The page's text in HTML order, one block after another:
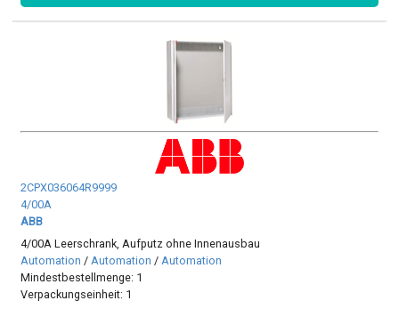
2CPX036064R9999
4/00A
ABB
4/00A Leerschrank, Aufputz ohne Innenausbau
Automation /Automation /Automation
Mindestbestellmenge: 1
Verpackungseinheit: 1